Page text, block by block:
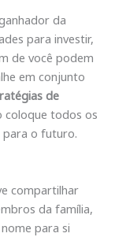
da
para investir,
de você podem
em conjunto
de
coloque todos os
para o futuro.
compartilhar
da família,
para si